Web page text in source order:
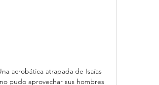
acrobática atrapada de Isaías
pudo aprovechar sus hombres